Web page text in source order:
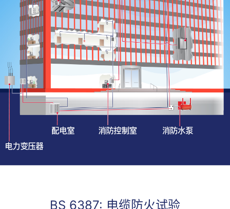
BS 6387: 电缆防火试验